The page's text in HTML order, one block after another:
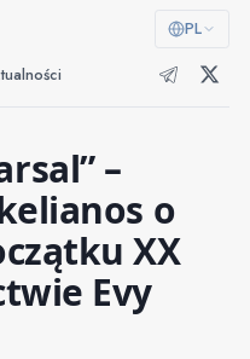
PL
–
o
XX
Evy